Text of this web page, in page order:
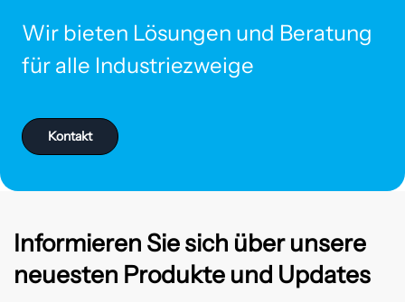
Wir bieten Lösungen und Beratung
für alle Industriezweige
Kontakt
Informieren Sie sich über unsere
neuesten Produkte und Updates